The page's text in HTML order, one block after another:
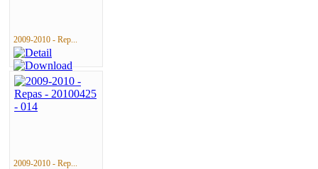
2009-2010 - Rep...
2009-2010 - Rep...